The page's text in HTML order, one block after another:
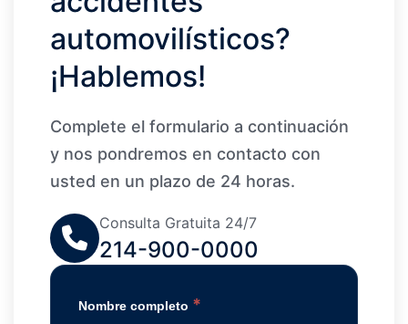
automovilísticos?
¡Hablemos!
Complete el formulario a continuación
y nos pondremos en contacto con
usted en un plazo de 24 horas.
Consulta Gratuita 24/7
214-900-0000
Nombre completo *